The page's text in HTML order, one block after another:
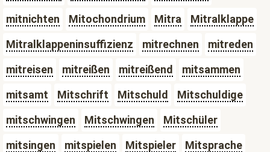
mitnichten
Mitochondrium Mitra
Mitralklappe
Mitralklappeninsuffizienz
mitrechnen
mitreden
mitreisen
mitreißen mitreißend
mitsammen
mitsamt
Mitschrift Mitschuld
Mitschuldige
mitschwingen
Mitschwingen
Mitschüler
mitsingen
mitspielen Mitspieler
Mitsprache